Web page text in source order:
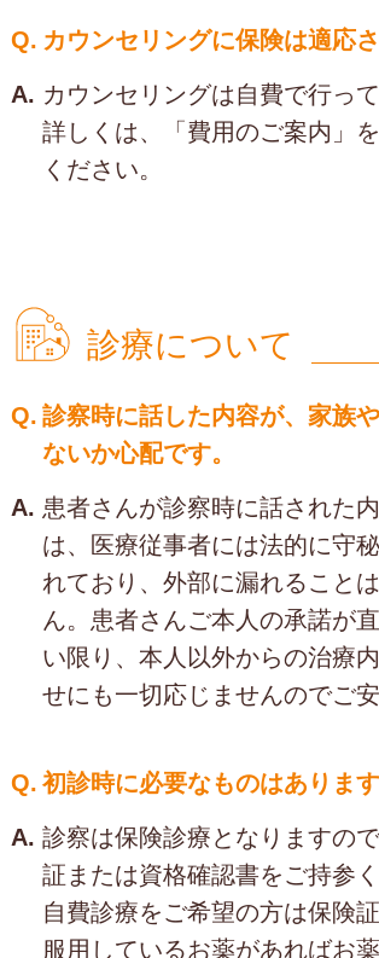
Q. カウンセリングに保険は適応
A. カウンセリングは自費で行って
詳しくは、「費用のご案内」
ください。
診療について
Q. 診察時に話した内容が、家族
ないか心配です。
A. 患者さんが診察時に話された
は、医療従事者には法的に守
れており、外部に漏れること
ん。患者さんご本人の承諾が
い限り、本人以外からの治療
せにも一切応じませんのでご安
Q. 初診時に必要なものはありま
A. 診察は保険診療となりますの
証または資格確認書をご持参く
自費診療をご希望の方は保険
服用しているお薬があればお